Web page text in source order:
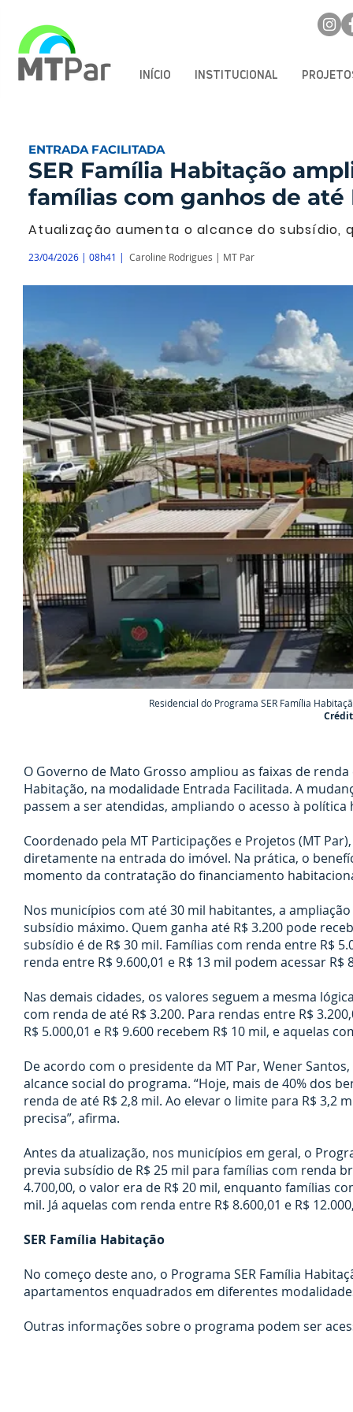
INÍCIO INSTITUCIONAL
ENTRADA FACILITADA
SER Família Habitação
famílias com ganhos de até
Atualização aumenta o alcance do subsídio,
23/04/2026 | 08h41 | Caroline Rodrigues | MT Par
Residencial do Programa SER Família
O Governo de Mato Grosso ampliou as faixas de
Habitação, na modalidade Entrada Facilitada. A
passem a ser atendidas, ampliando o acesso à
Coordenado pela MT Participações e Projetos (MT
diretamente na entrada do imóvel. Na prática, o
momento da contratação do financiamento
Nos municípios com até 30 mil habitantes, a
subsídio máximo. Quem ganha até R$ 3.200 pode
subsídio é de R$ 30 mil. Famílias com renda entre R$
renda entre R$ 9.600,01 e R$ 13 mil podem acessar R$
Nas demais cidades, os valores seguem a mesma
com renda de até R$ 3.200. Para rendas entre R$
R$ 5.000,01 e R$ 9.600 recebem R$ 10 mil, e aquelas
De acordo com o presidente da MT Par, Wener
alcance social do programa. “Hoje, mais de 40% dos
renda de até R$ 2,8 mil. Ao elevar o limite para R$
precisa”, afirma.
Antes da atualização, nos municípios em geral, o
previa subsídio de R$ 25 mil para famílias com renda
4.700,00, o valor era de R$ 20 mil, enquanto famílias
mil. Já aquelas com renda entre R$ 8.600,01 e R$
SER Família Habitação
No começo deste ano, o Programa SER Família
apartamentos enquadrados em diferentes
Outras informações sobre o programa podem ser